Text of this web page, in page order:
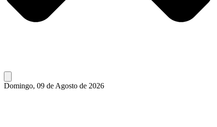
Domingo, 09 de Agosto de 2026